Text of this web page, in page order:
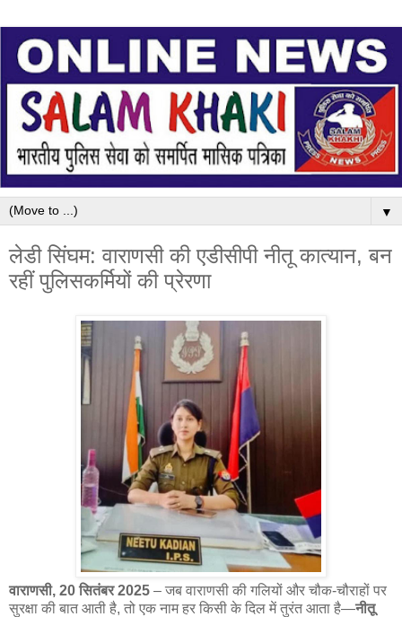
▼
लेडी सिंघम: वाराणसी की एडीसीपी नीतू कात्यान, बन
रहीं पुलिसकर्मियों की प्रेरणा
वाराणसी, 20 सितंबर 2025 – जब वाराणसी की गलियों और चौक-चौराहों पर
सुरक्षा की बात आती है, तो एक नाम हर किसी के दिल में तुरंत आता है—नीतू